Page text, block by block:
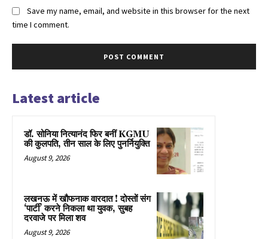
Save my name, email, and website in this browser for the next
time I comment.
Latest article
डॉ. सोनिया नित्यानंद फिर बनीं KGMU
की कुलपति, तीन साल के लिए पुनर्नियुक्ति
August 9, 2026
लखनऊ में खौफनाक वारदात ! दोस्तों संग
‘पार्टी’ करने निकला था युवक, सुबह
दरवाजे पर मिला शव
August 9, 2026